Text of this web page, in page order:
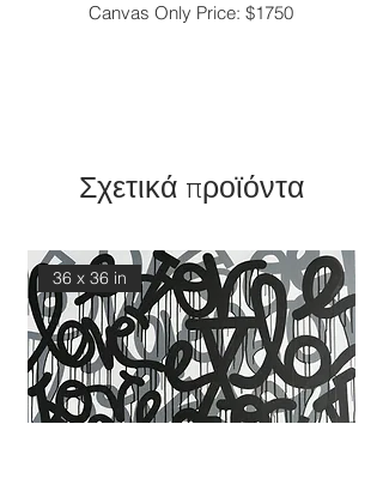
Canvas Only Price: $1750
Σχετικά προϊόντα
36 x 36 in